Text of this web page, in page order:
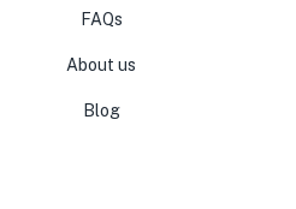
FAQs
About us
Blog